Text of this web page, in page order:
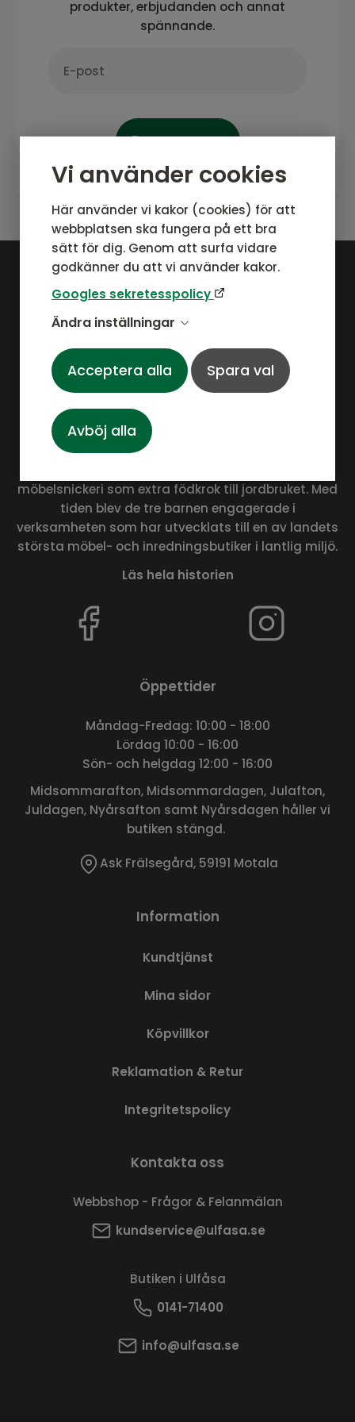
Vi använder cookies
Här använder vi kakor (cookies) för att
webbplatsen ska fungera på ett bra
sätt för dig. Genom att surfa vidare
godkänner du att vi använder kakor.
Googles sekretesspolicy
Ändra inställningar
Acceptera alla Spara val
Avböj alla
produkter, erbjudanden och annat
spännande.
Prenumerera
Om Ulfåsa möbler
För 50 år sedan, i Ask Frälsegård utanför Motala,
möbelsnickeri som extra födkrok till jordbruket. Med
tiden blev de tre barnen engagerade i
verksamheten som har utvecklats till en av landets
största möbel- och inredningsbutiker i lantlig miljö.
Läs hela historien
Öppettider
Måndag-Fredag: 10:00 - 18:00
Lördag 10:00 - 16:00
Sön- och helgdag 12:00 - 16:00
Midsommarafton, Midsommardagen, Julafton,
Juldagen, Nyårsafton samt Nyårsdagen håller vi
butiken stängd.
Ask Frälsegård, 59191 Motala
Information
Kundtjänst
Mina sidor
Köpvillkor
Reklamation & Retur
Integritetspolicy
Kontakta oss
Webbshop - Frågor & Felanmälan
kundservice@ulfasa.se
Butiken i Ulfåsa
0141-71400
info@ulfasa.se